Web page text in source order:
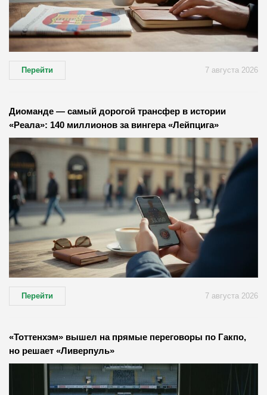
Перейти 7 августа 2026
Диоманде — самый дорогой трансфер в истории
«Реала»: 140 миллионов за вингера «Лейпцига»
Перейти 7 августа 2026
«Тоттенхэм» вышел на прямые переговоры по Гакпо,
но решает «Ливерпуль»